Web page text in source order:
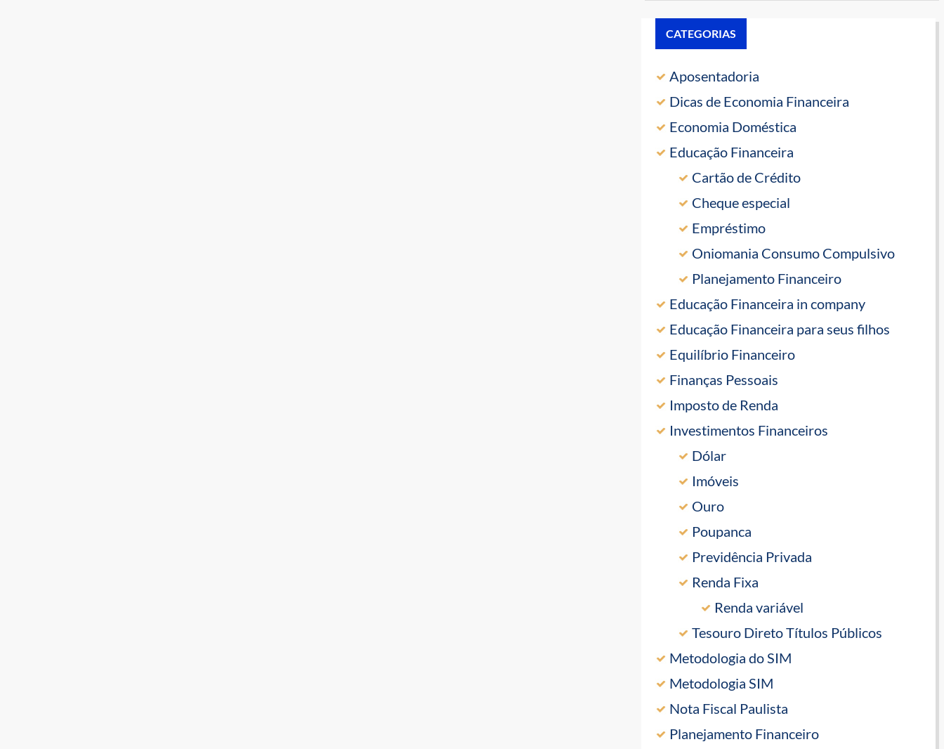
CATEGORIAS
Aposentadoria
Dicas de Economia Financeira
Economia Doméstica
Educação Financeira
Cartão de Crédito
Cheque especial
Empréstimo
Oniomania Consumo Compulsivo
Planejamento Financeiro
Educação Financeira in company
Educação Financeira para seus filhos
Equilíbrio Financeiro
Finanças Pessoais
Imposto de Renda
Investimentos Financeiros
Dólar
Imóveis
Ouro
Poupanca
Previdência Privada
Renda Fixa
Renda variável
Tesouro Direto Títulos Públicos
Metodologia do SIM
Metodologia SIM
Nota Fiscal Paulista
Planejamento Financeiro